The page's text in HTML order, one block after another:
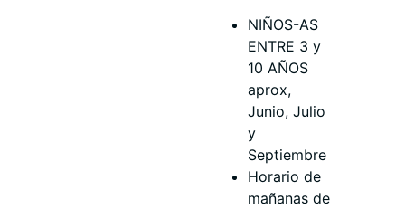
NIÑOS-AS
ENTRE 3 y
10 AÑOS
aprox,
Junio, Julio
y
Septiembre
Horario de
mañanas de